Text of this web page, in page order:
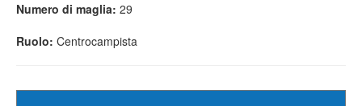
Numero di maglia: 29
Ruolo: Centrocampista